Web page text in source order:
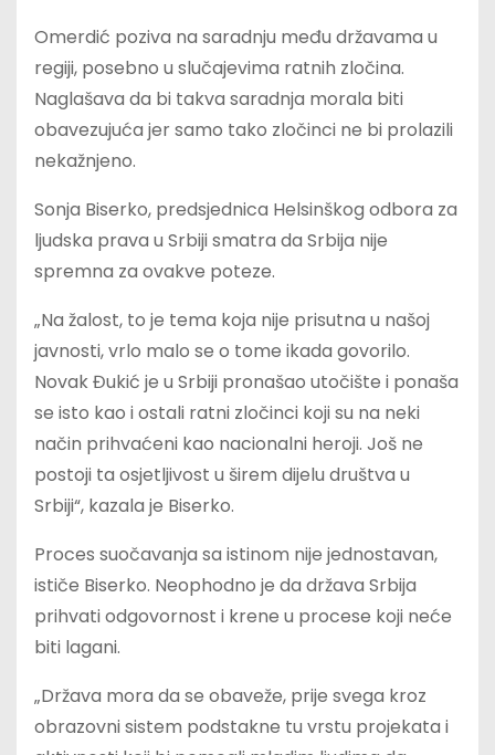
Omerdić poziva na saradnju među državama u
regiji, posebno u slučajevima ratnih zločina.
Naglašava da bi takva saradnja morala biti
obavezujuća jer samo tako zločinci ne bi prolazili
nekažnjeno.
Sonja Biserko, predsjednica Helsinškog odbora za
ljudska prava u Srbiji smatra da Srbija nije
spremna za ovakve poteze.
„Na žalost, to je tema koja nije prisutna u našoj
javnosti, vrlo malo se o tome ikada govorilo.
Novak Đukić je u Srbiji pronašao utočište i ponaša
se isto kao i ostali ratni zločinci koji su na neki
način prihvaćeni kao nacionalni heroji. Još ne
postoji ta osjetljivost u širem dijelu društva u
Srbiji“, kazala je Biserko.
Proces suočavanja sa istinom nije jednostavan,
ističe Biserko. Neophodno je da država Srbija
prihvati odgovornost i krene u procese koji neće
biti lagani.
„Država mora da se obaveže, prije svega kroz
obrazovni sistem podstakne tu vrstu projekata i